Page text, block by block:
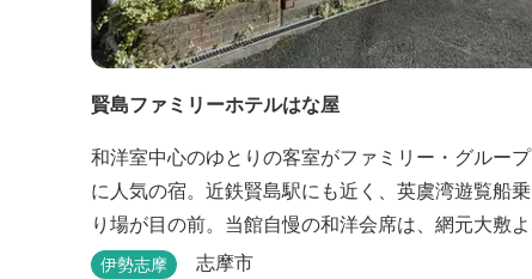
賢島ファミリーホテルはな屋
和洋室中心のゆとりの客室がファミリー・グループ
に人気の宿。近鉄賢島駅にも近く、英虞湾遊覧船乗
り場が目の前。当館自慢の和洋会席は、網元大敷よ
り直送。新鮮な海の幸を味わえます。
伊勢志摩 志摩市